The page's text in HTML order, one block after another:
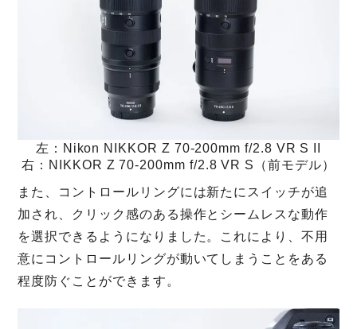
左：Nikon NIKKOR Z 70-200mm f/2.8 VR S II
右：NIKKOR Z 70-200mm f/2.8 VR S（前モデル）
また、コントロールリングには新たにスイッチが追
加され、クリック感のある操作とシームレスな動作
を選択できるようになりました。これにより、不用
意にコントロールリングが動いてしまうことをある
程度防ぐことができます。